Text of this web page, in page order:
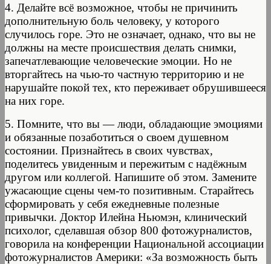
4. Делайте всё возможное, чтобы не причинить
дополнительную боль человеку, у которого
случилось горе. Это не означает, однако, что вы не
должны на месте происшествия делать снимки,
запечатлевающие человеческие эмоции. Но не
вторгайтесь на чью-то частную территорию и не
нарушайте покой тех, кто переживает обрушившееся
на них горе.
5. Помните, что вы — люди, обладающие эмоциями
и обязанные позаботиться о своем душевном
состоянии. Признайтесь в своих чувствах,
поделитесь увиденным и пережитым с надёжным
другом или коллегой. Напишите об этом. Замените
ужасающие сцены чем-то позитивным. Старайтесь
сформировать у себя ежедневные полезные
привычки. Доктор Илейна Ньюмэн, клинический
психолог, сделавшая обзор 800 фотожурналистов,
говорила на конференции Национальной ассоциации
фотожурналистов Америки: «За возможность быть